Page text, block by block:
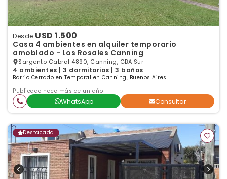
Desde USD 1.500
Casa 4 ambientes en alquiler temporario
amoblado - Los Rosales Canning
Sargento Cabral 4890, Canning, GBA Sur
4 ambientes | 3 dormitorios | 3 baños
Barrio Cerrado en Temporal en Canning, Buenos Aires
Publicado hace más de un año
WhatsApp Consultar
Destacada